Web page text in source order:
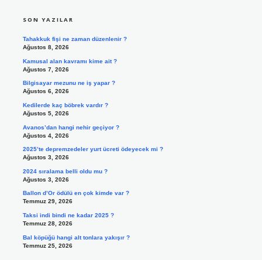
SON YAZILAR
Tahakkuk fişi ne zaman düzenlenir ?
Ağustos 8, 2026
Kamusal alan kavramı kime ait ?
Ağustos 7, 2026
Bilgisayar mezunu ne iş yapar ?
Ağustos 6, 2026
Kedilerde kaç böbrek vardır ?
Ağustos 5, 2026
Avanos’dan hangi nehir geçiyor ?
Ağustos 4, 2026
2025’te depremzedeler yurt ücreti ödeyecek mi ?
Ağustos 3, 2026
2024 sıralama belli oldu mu ?
Ağustos 3, 2026
Ballon d’Or ödülü en çok kimde var ?
Temmuz 29, 2026
Taksi indi bindi ne kadar 2025 ?
Temmuz 28, 2026
Bal köpüğü hangi alt tonlara yakışır ?
Temmuz 25, 2026